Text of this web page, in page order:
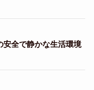
安全で静かな生活環境